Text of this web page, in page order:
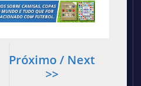
Próximo / Next
>>